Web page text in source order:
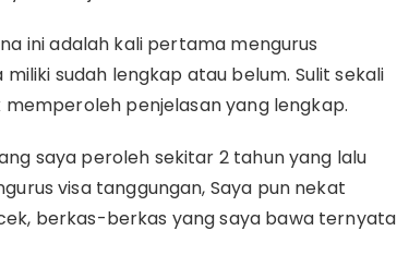
ini adalah kali pertama mengurus
sudah lengkap atau belum. Sulit sekali
penjelasan yang lengkap.
saya peroleh sekitar 2 tahun yang lalu
visa tanggungan, Saya pun nekat
berkas-berkas yang saya bawa ternyata